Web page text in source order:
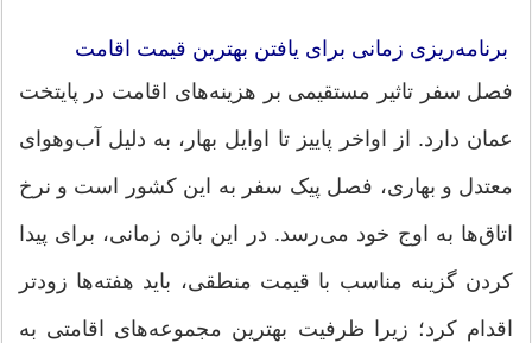
برنامه‌ریزی زمانی برای یافتن بهترین قیمت اقامت
فصل سفر تاثیر مستقیمی بر هزینه‌های اقامت در پایتخت
عمان دارد. از اواخر پاییز تا اوایل بهار، به دلیل آب‌وهوای
معتدل و بهاری، فصل پیک سفر به این کشور است و نرخ
اتاق‌ها به اوج خود می‌رسد. در این بازه زمانی، برای پیدا
کردن گزینه مناسب با قیمت منطقی، باید هفته‌ها زودتر
اقدام کرد؛ زیرا ظرفیت بهترین مجموعه‌های اقامتی به